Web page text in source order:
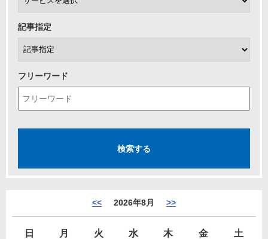
記事指定
フリーワード
<< 2026年8月 >>
日 月 火 水 木 金
土